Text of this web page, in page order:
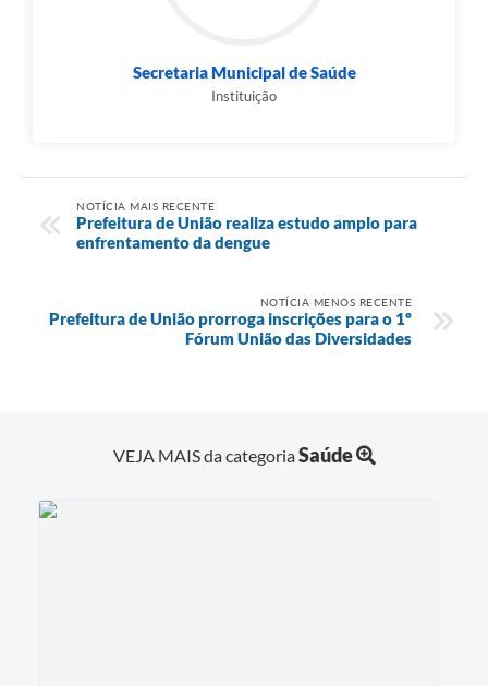
Secretaria Municipal de Saúde
Instituição
NOTÍCIA MAIS RECENTE
Prefeitura de União realiza estudo amplo para
enfrentamento da dengue
NOTÍCIA MENOS RECENTE
Prefeitura de União prorroga inscrições para o 1º
Fórum União das Diversidades
VEJA MAIS da categoriaSaúde